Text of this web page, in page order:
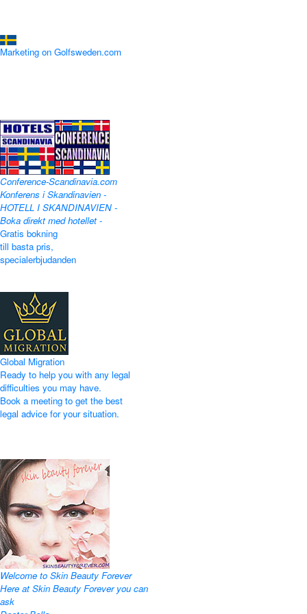
Marketing on Golfsweden.com
Conference-Scandinavia.com
Konferens i Skandinavien -
HOTELL I SKANDINAVIEN -
Boka direkt med hotellet-
Gratis bokning
till basta pris,
specialerbjudanden
Global Migration
Ready to help you with any legal
difficulties you may have.
Book a meeting to get the best
legal advice for your situation.
Welcome to Skin Beauty Forever
Here at Skin Beauty Forever you can
ask